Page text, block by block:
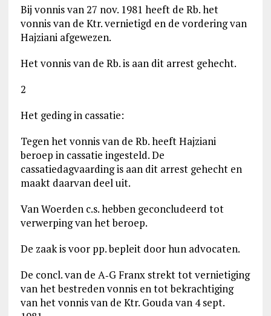
Bij vonnis van 27 nov. 1981 heeft de Rb. het
vonnis van de Ktr. vernietigd en de vordering van
Hajziani afgewezen.
Het vonnis van de Rb. is aan dit arrest gehecht.
2
Het geding in cassatie:
Tegen het vonnis van de Rb. heeft Hajziani
beroep in cassatie ingesteld. De
cassatiedagvaarding is aan dit arrest gehecht en
maakt daarvan deel uit.
Van Woerden c.s. hebben geconcludeerd tot
verwerping van het beroep.
De zaak is voor pp. bepleit door hun advocaten.
De concl. van de A‑G Franx strekt tot vernietiging
van het bestreden vonnis en tot bekrachtiging
van het vonnis van de Ktr. Gouda van 4 sept.